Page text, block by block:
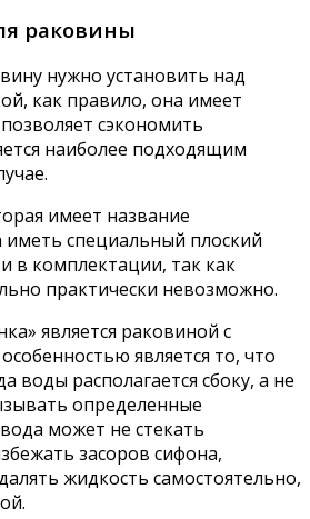
раковины
нужно установить над
как правило, она имеет
сэкономить
наиболее подходящим
имеет название
специальный плоский
в комплектации, так как
практически невозможно.
является раковиной с
является то, что
воды располагается сбоку, а не
определенные
может не стекать
засоров сифона,
жидкость самостоятельно,